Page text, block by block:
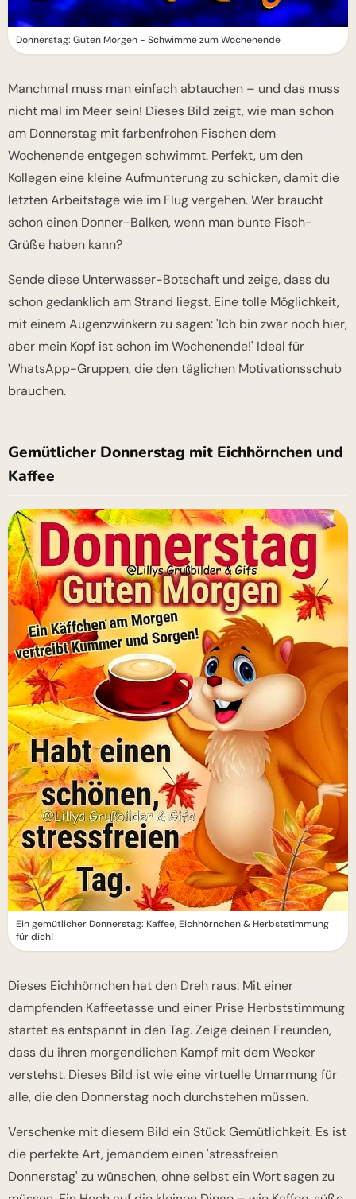
Donnerstag: Guten Morgen - Schwimme zum Wochenende
Manchmal muss man einfach abtauchen – und das muss
nicht mal im Meer sein! Dieses Bild zeigt, wie man schon
am Donnerstag mit farbenfrohen Fischen dem
Wochenende entgegen schwimmt. Perfekt, um den
Kollegen eine kleine Aufmunterung zu schicken, damit die
letzten Arbeitstage wie im Flug vergehen. Wer braucht
schon einen Donner-Balken, wenn man bunte Fisch-
Grüße haben kann?
Sende diese Unterwasser-Botschaft und zeige, dass du
schon gedanklich am Strand liegst. Eine tolle Möglichkeit,
mit einem Augenzwinkern zu sagen: 'Ich bin zwar noch hier,
aber mein Kopf ist schon im Wochenende!' Ideal für
WhatsApp-Gruppen, die den täglichen Motivationsschub
brauchen.
Gemütlicher Donnerstag mit Eichhörnchen und
Kaffee
Ein gemütlicher Donnerstag: Kaffee, Eichhörnchen & Herbststimmung
für dich!
Dieses Eichhörnchen hat den Dreh raus: Mit einer
dampfenden Kaffeetasse und einer Prise Herbststimmung
startet es entspannt in den Tag. Zeige deinen Freunden,
dass du ihren morgendlichen Kampf mit dem Wecker
verstehst. Dieses Bild ist wie eine virtuelle Umarmung für
alle, die den Donnerstag noch durchstehen müssen.
Verschenke mit diesem Bild ein Stück Gemütlichkeit. Es ist
die perfekte Art, jemandem einen 'stressfreien
Donnerstag' zu wünschen, ohne selbst ein Wort sagen zu